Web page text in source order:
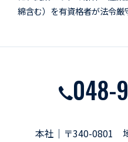
綿含む）を有資格者が法令厳
048-
本社｜〒340-0801